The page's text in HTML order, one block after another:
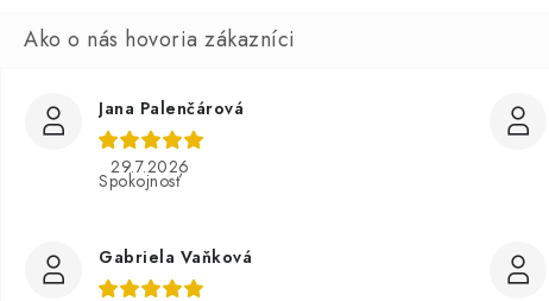
Jana Palenčárová
29.7.2026
Spokojnosť
Gabriela Vaňková